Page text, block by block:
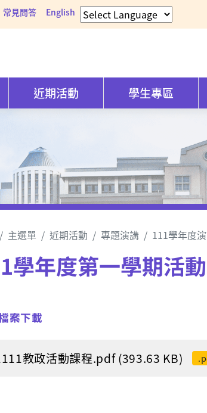
常見問答 English
近期活動 學生專區
主選單 近期活動 專題演講 111學年度
學年度第一學期活
案下載
教政活動課程.pdf (393.63 KB)